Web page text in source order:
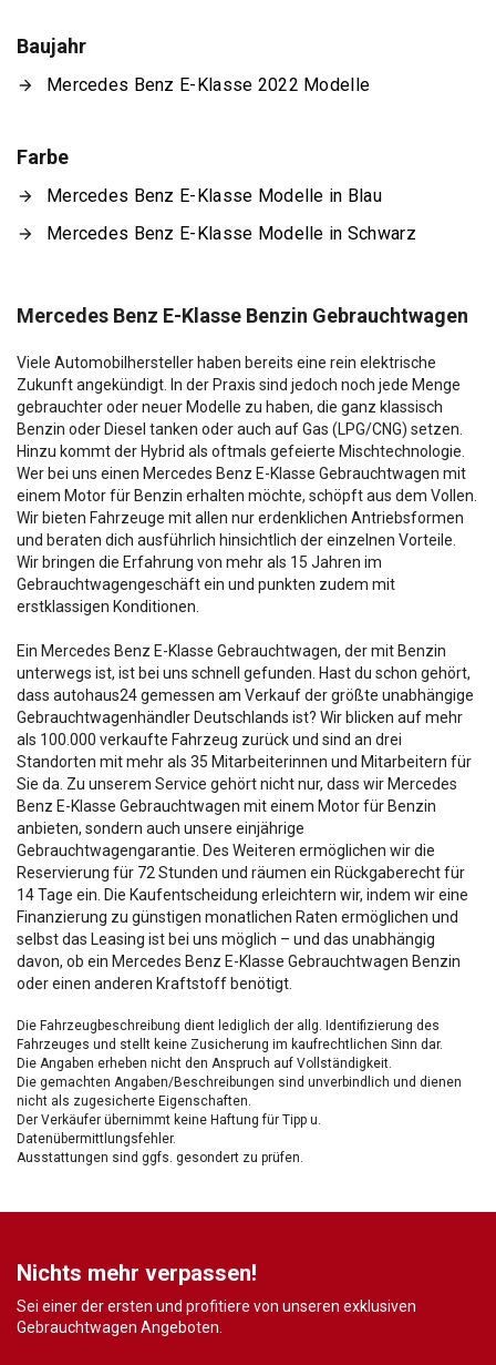
Baujahr
Mercedes Benz E-Klasse 2022 Modelle
Farbe
Mercedes Benz E-Klasse Modelle in Blau
Mercedes Benz E-Klasse Modelle in Schwarz
Mercedes Benz E-Klasse Benzin Gebrauchtwagen
Viele Automobilhersteller haben bereits eine rein elektrische
Zukunft angekündigt. In der Praxis sind jedoch noch jede Menge
gebrauchter oder neuer Modelle zu haben, die ganz klassisch
Benzin oder Diesel tanken oder auch auf Gas (LPG/CNG) setzen.
Hinzu kommt der Hybrid als oftmals gefeierte Mischtechnologie.
Wer bei uns einen Mercedes Benz E-Klasse Gebrauchtwagen mit
einem Motor für Benzin erhalten möchte, schöpft aus dem Vollen.
Wir bieten Fahrzeuge mit allen nur erdenklichen Antriebsformen
und beraten dich ausführlich hinsichtlich der einzelnen Vorteile.
Wir bringen die Erfahrung von mehr als 15 Jahren im
Gebrauchtwagengeschäft ein und punkten zudem mit
erstklassigen Konditionen.
Ein Mercedes Benz E-Klasse Gebrauchtwagen, der mit Benzin
unterwegs ist, ist bei uns schnell gefunden. Hast du schon gehört,
dass autohaus24 gemessen am Verkauf der größte unabhängige
Gebrauchtwagenhändler Deutschlands ist? Wir blicken auf mehr
als 100.000 verkaufte Fahrzeug zurück und sind an drei
Standorten mit mehr als 35 Mitarbeiterinnen und Mitarbeitern für
Sie da. Zu unserem Service gehört nicht nur, dass wir Mercedes
Benz E-Klasse Gebrauchtwagen mit einem Motor für Benzin
anbieten, sondern auch unsere einjährige
Gebrauchtwagengarantie. Des Weiteren ermöglichen wir die
Reservierung für 72 Stunden und räumen ein Rückgaberecht für
14 Tage ein. Die Kaufentscheidung erleichtern wir, indem wir eine
Finanzierung zu günstigen monatlichen Raten ermöglichen und
selbst das Leasing ist bei uns möglich – und das unabhängig
davon, ob ein Mercedes Benz E-Klasse Gebrauchtwagen Benzin
oder einen anderen Kraftstoff benötigt.
Die Fahrzeugbeschreibung dient lediglich der allg. Identifizierung des
Fahrzeuges und stellt keine Zusicherung im kaufrechtlichen Sinn dar.
Die Angaben erheben nicht den Anspruch auf Vollständigkeit.
Die gemachten Angaben/Beschreibungen sind unverbindlich und dienen
nicht als zugesicherte Eigenschaften.
Der Verkäufer übernimmt keine Haftung für Tipp u.
Datenübermittlungsfehler.
Ausstattungen sind ggfs. gesondert zu prüfen.
Nichts mehr verpassen!
Sei einer der ersten und profitiere von unseren exklusiven
Gebrauchtwagen Angeboten.